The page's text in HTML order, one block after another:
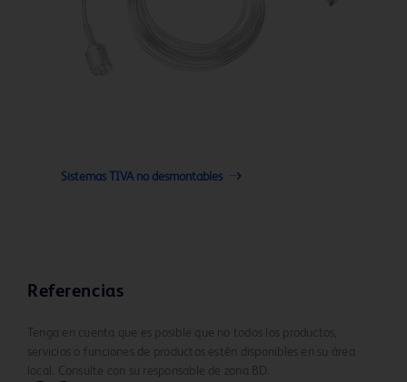
Sistemas TIVA no desmontables
Referencias
Tenga en cuenta que es posible que no todos los productos,
servicios o funciones de productos estén disponibles en su área
local. Consulte con su responsable de zona BD.